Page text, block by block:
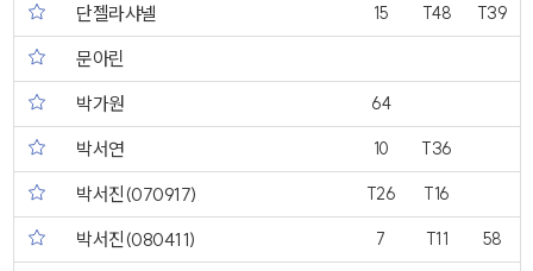
단젤라샤넬 15 T48 T39
문아린
박가원
64
박서연 10 T36
박서진(070917) T26 T16
박서진(080411) 7 T11 58